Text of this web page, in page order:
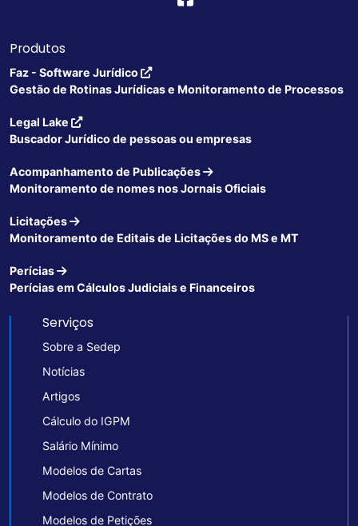
Produtos
Faz - Software Jurídico
Gestão de Rotinas Jurídicas e Monitoramento de Processos
Legal Lake
Buscador Jurídico de pessoas ou empresas
Acompanhamento de Publicações
Monitoramento de nomes nos Jornais Oficiais
Licitações
Monitoramento de Editais de Licitações do MS e MT
Perícias
Perícias em Cálculos Judiciais e Financeiros
Serviços
Sobre a Sedep
Notícias
Artigos
Cálculo do IGPM
Salário Mínimo
Modelos de Cartas
Modelos de Contrato
Modelos de Petições